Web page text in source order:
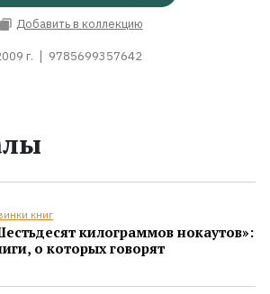
Добавить в коллекцию
г. 9785699357642
книг
килограммов нокаутов»:
о которых говорят